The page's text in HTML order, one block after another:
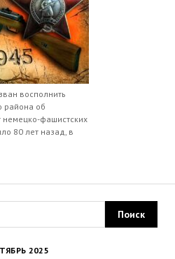
восполнить
района об
немецко-фашистских
80 лет назад, в
2025